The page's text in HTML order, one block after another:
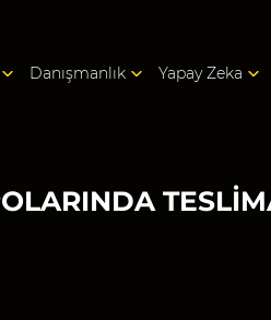
Danışmanlık Yapay Zeka